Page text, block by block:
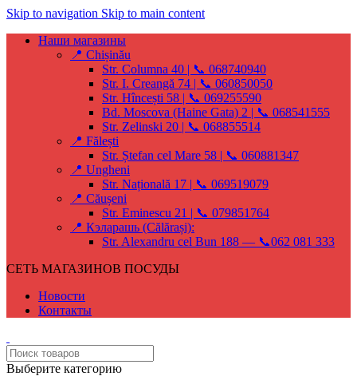
Skip to navigation Skip to main content
Наши магазины
📍 Chișinău
Str. Columna 40 | 📞 068740940
Str. I. Creangă 74 | 📞 060850050
Str. Hîncești 58 | 📞 069255590
Bd. Moscova (Haine Gata) 2 | 📞 068541555
Str. Zelinski 20 | 📞 068855514
📍 Fălești
Str. Ștefan cel Mare 58 | 📞 060881347
📍 Ungheni
Str. Națională 17 | 📞 069519079
📍 Căușeni
Str. Eminescu 21 | 📞 079851764
📍 Кэларашь (Călărași):
Str. Alexandru cel Bun 188 — 📞062 081 333
СЕТЬ МАГАЗИНОВ ПОСУДЫ
Новости
Контакты
Выберите категорию